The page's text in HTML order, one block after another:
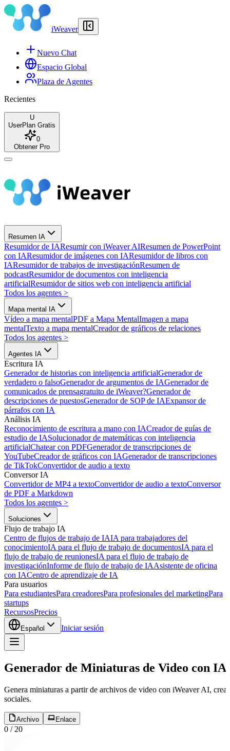
iWeaver
Nuevo Chat
Espacio Global
Plaza de Agentes
Recientes
U
UserPlan Gratis
0
Obtener Pro
Resumen IA
Resumidor de IAResumir con iWeaver AIResumen de PowerPoint
con IAResumidor de imágenes con IAResumidor de libros con
IAResumidor de trabajos de investigaciónResumen de
podcastResumidor de documentos con inteligencia
artificialResumidor de sitios web con inteligencia artificial
Todos los agentes >
Mapa mental IA
Vídeo a mapa mentalPDF a Mapa MentalImagen a mapa
mentalTexto a mapa mentalCreador de gráficos de relaciones
Todos los agentes >
Agentes IA
Escritura IA
Generador de historias con inteligencia artificialGenerador de
verdadero o falsoGenerador de argumentos de IAGenerador de
comunicados de prensagratuito de iWeaver?Generador de
descripciones de puestosGenerador de SOP de IAExpansor de
párrafos con IA
Análisis IA
Reconocimiento de escritura a mano con IACreador de guías de
estudio de IASolucionador de matemáticas con inteligencia
artificialChatear con PDFGenerador de transcripciones de
YouTubeCreador de gráficos con IAGenerador de transcripciones
de TikTokConvertidor de audio a texto
Conversor IA
Convertidor de MP4 a textoConvertidor de audio a textoConversor
de PDF a Markdown
Todos los agentes >
Soluciones
Flujo de trabajo IA
Centro de flujos de trabajo de IAIA para trabajadores del
conocimientoIA para el flujo de trabajo de documentosIA para el
flujo de trabajo de reunionesIA para el flujo de trabajo de
investigaciónInforme de flujo de trabajo de IAAsistente de oficina
con IACentro de aprendizaje de IA
Para usuarios
Para estudiantesPara creadoresPara profesionales del marketingPara
startups
RecursosPrecios
Español Iniciar sesión
Generador de Miniaturas de Video con IA
Genera miniaturas a partir de archivos de video con iWeaver AI,
sociales.
Archivo Enlace
0 / 20